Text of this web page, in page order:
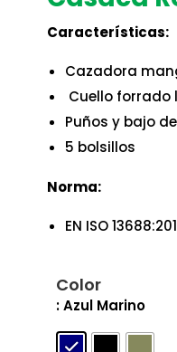
Características:
Cazadora
Cuello
Puños y bajo
5 bolsillos
Norma:
EN ISO
Color
: Azul Marino